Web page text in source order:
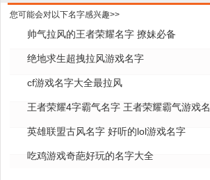
您可能会对以下名字感兴趣>>
帅气拉风的王者荣耀名字 撩妹必备
绝地求生超拽拉风游戏名字
cf游戏名字大全最拉风
王者荣耀4字霸气名字 王者荣耀霸气游戏名
字
英雄联盟古风名字 好听的lol游戏名字
吃鸡游戏奇葩好玩的名字大全